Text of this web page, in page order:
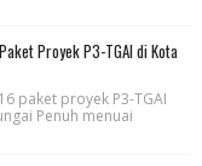
Proyek P3-TGAI di Kota
paket proyek P3-TGAI
Penuh menuai